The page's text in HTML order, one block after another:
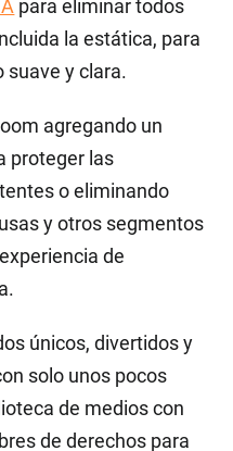
para eliminar todos
la estática, para
suave y clara.
agregando un
proteger las
o eliminando
y otros segmentos
de
únicos, divertidos y
solo unos pocos
de medios con
de derechos para